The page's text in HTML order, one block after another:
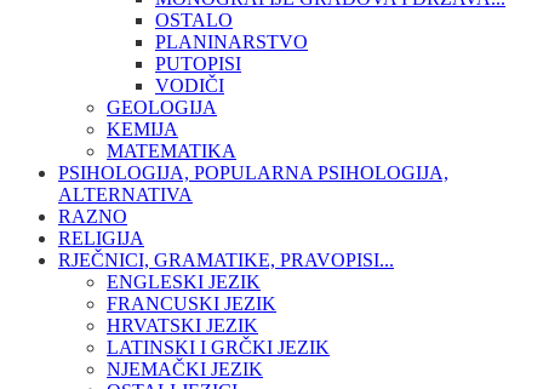
OSTALO
PLANINARSTVO
PUTOPISI
VODIČI
GEOLOGIJA
KEMIJA
MATEMATIKA
PSIHOLOGIJA, POPULARNA PSIHOLOGIJA,
ALTERNATIVA
RAZNO
RELIGIJA
RJEČNICI, GRAMATIKE, PRAVOPISI...
ENGLESKI JEZIK
FRANCUSKI JEZIK
HRVATSKI JEZIK
LATINSKI I GRČKI JEZIK
NJEMAČKI JEZIK